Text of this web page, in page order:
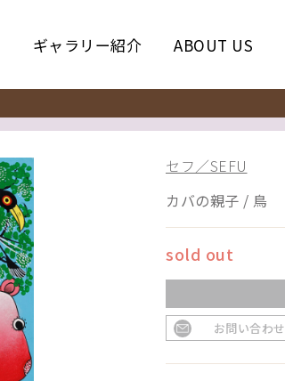
ギャラリー紹介 ABOUT US
セフ／SEFU
カバの親子 / 鳥
sold out
お問い合わせ